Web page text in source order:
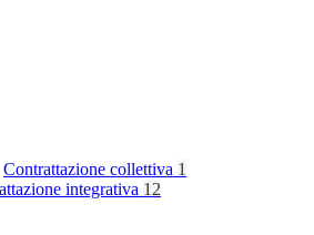
Contrattazione collettiva 1
integrativa 12